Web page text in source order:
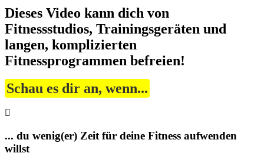
Dieses Video kann dich von
Fitnessstudios, Trainingsgeräten und
langen, komplizierten
Fitnessprogrammen befreien!
Schau es dir an, wenn...
... du wenig(er) Zeit für deine Fitness aufwenden
willst